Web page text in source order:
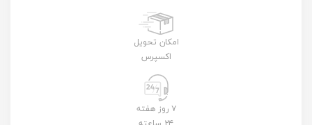
امکان تحویل
اکسپرس
۷ روز هفته